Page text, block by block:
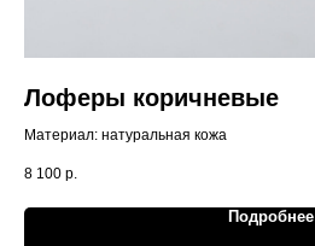
Лоферы коричневые
Материал: натуральная кожа
8 100 р.
Подробнее